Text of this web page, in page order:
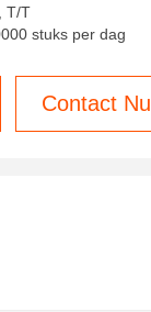
T/T
stuks per dag
Contact Nu